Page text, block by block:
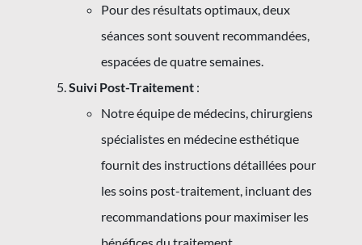
Pour des résultats optimaux, deux
séances sont souvent recommandées,
espacées de quatre semaines.
Suivi Post-Traitement:
Notre équipe de médecins, chirurgiens
spécialistes en médecine esthétique
fournit des instructions détaillées pour
les soins post-traitement, incluant des
recommandations pour maximiser les
bénéfices du traitement.